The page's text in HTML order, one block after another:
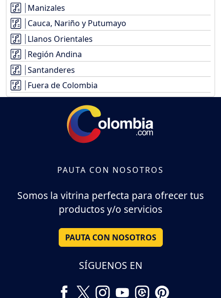
Manizales
Cauca, Nariño y Putumayo
Llanos Orientales
Región Andina
Santanderes
Fuera de Colombia
PAUTA CON NOSOTROS
Somos la vitrina perfecta para ofrecer tus
productos y/o servicios
PAUTA CON NOSOTROS
SÍGUENOS EN